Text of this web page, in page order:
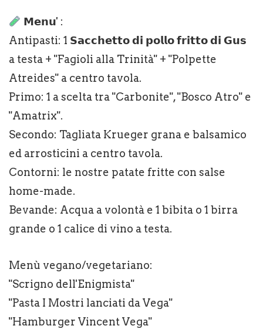
𝗠𝗲𝗻𝘂' :
Antipasti: 1 𝗦𝗮𝗰𝗰𝗵𝗲𝘁𝘁𝗼 𝗱𝗶 𝗽𝗼𝗹𝗹𝗼 𝗳𝗿𝗶𝘁𝘁𝗼 𝗱𝗶 𝗚𝘂𝘀
a testa + "Fagioli alla Trinità" + "Polpette
Atreides" a centro tavola.
Primo: 1 a scelta tra "Carbonite", "Bosco Atro" e
"Amatrix".
Secondo: Tagliata Krueger grana e balsamico
ed arrosticini a centro tavola.
Contorni: le nostre patate fritte con salse
home-made.
Bevande: Acqua a volontà e 1 bibita o 1 birra
grande o 1 calice di vino a testa.
Menù vegano/vegetariano:
"Scrigno dell'Enigmista"
"Pasta I Mostri lanciati da Vega"
"Hamburger Vincent Vega"